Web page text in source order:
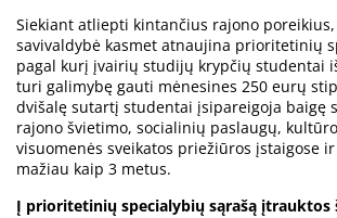
Siekiant atliepti kintančius rajono
savivaldybė kasmet atnaujina prioritetinių
pagal kurį įvairių studijų krypčių studentai
turi galimybę gauti mėnesines 250 eurų
dvišalę sutartį studentai įsipareigoja baigę
rajono švietimo, socialinių paslaugų,
visuomenės sveikatos priežiūros įstaigose
mažiau kaip 3 metus.
Į prioritetinių specialybių sąrašą įtrauktos